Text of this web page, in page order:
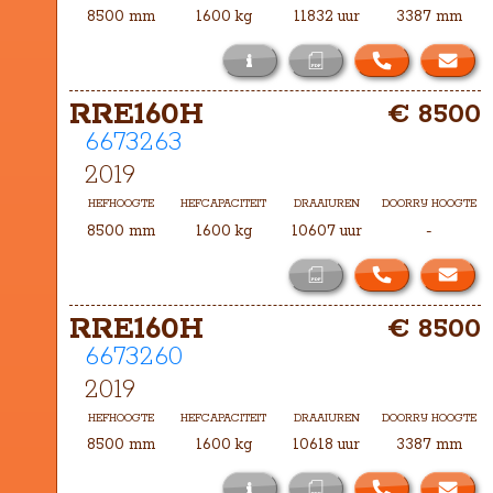
8500 mm 1600 kg 11832 uur 3387 mm
i
Het masttype bij deze RRE160H is
TXHA-8500
RRE160H
6673263
2019
HEFHOOGTE HEFCAPACITEIT DRAAIUREN DOORRIJ HOOGTE
8500 mm 1600 kg 10607 uur -
€ 8500
RRE160H
6673260
2019
HEFHOOGTE HEFCAPACITEIT DRAAIUREN DOORRIJ HOOGTE
8500 mm 1600 kg 10618 uur 3387 mm
€ 8500